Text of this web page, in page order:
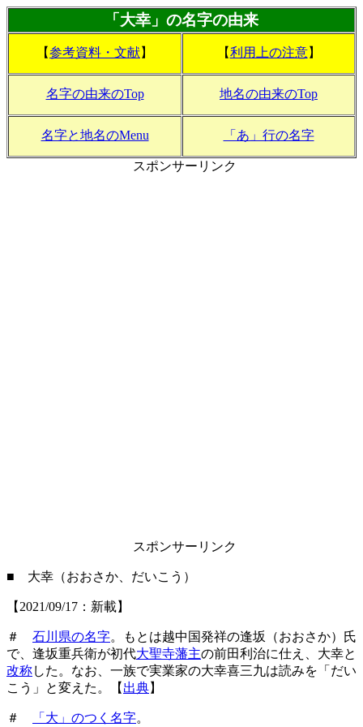
「大幸」の名字の由来
【参考資料・文献】 【利用上の注意】
名字の由来のTop 地名の由来のTop
名字と地名のMenu 「あ」行の名字
スポンサーリンク
スポンサーリンク
■ 大幸（おおさか、だいこう）
【2021/09/17：新載】
＃ 石川県の名字。もとは越中国発祥の逢坂（おおさか）氏
で、逢坂重兵衛が初代大聖寺藩主の前田利治に仕え、大幸と
改称した。なお、一族で実業家の大幸喜三九は読みを「だい
こう」と変えた。【 出典】
＃ 「大」のつく名字。